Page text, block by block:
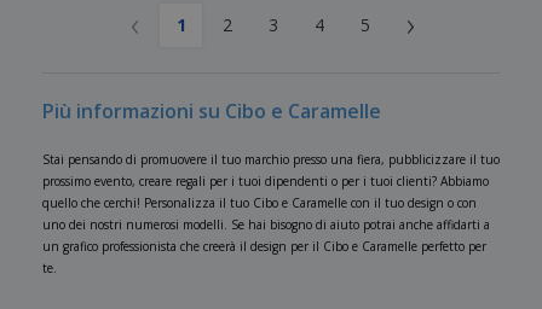
‹ 1 2 3 4 5 ›
Più informazioni su Cibo e Caramelle
Stai pensando di promuovere il tuo marchio presso una fiera, pubblicizzare il tuo
prossimo evento, creare regali per i tuoi dipendenti o per i tuoi clienti? Abbiamo
quello che cerchi! Personalizza il tuo Cibo e Caramelle con il tuo design o con
uno dei nostri numerosi modelli. Se hai bisogno di aiuto potrai anche affidarti a
un grafico professionista che creerà il design per il Cibo e Caramelle perfetto per
te.